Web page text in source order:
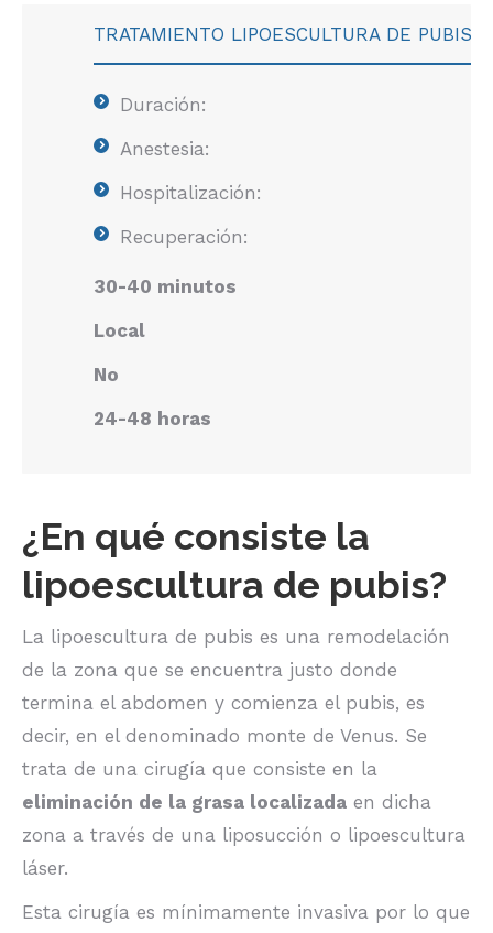
TRATAMIENTO LIPOESCULTURA DE PUBIS
Duración:
Anestesia:
Hospitalización:
Recuperación:
30-40 minutos
Local
No
24-48 horas
¿En qué consiste la
lipoescultura de pubis?
La lipoescultura de pubis es una remodelación
de la zona que se encuentra justo donde
termina el abdomen y comienza el pubis, es
decir, en el denominado monte de Venus. Se
trata de una cirugía que consiste en la
eliminación de la grasa localizada en dicha
zona a través de una liposucción o lipoescultura
láser.
Esta cirugía es mínimamente invasiva por lo que